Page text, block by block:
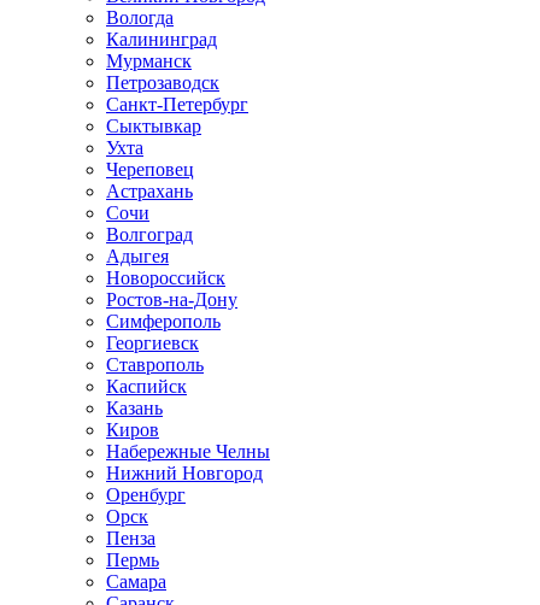
Вологда
Калининград
Мурманск
Петрозаводск
Санкт-Петербург
Сыктывкар
Ухта
Череповец
Астрахань
Сочи
Волгоград
Адыгея
Новороссийск
Ростов-на-Дону
Симферополь
Георгиевск
Ставрополь
Каспийск
Казань
Киров
Набережные Челны
Нижний Новгород
Оренбург
Орск
Пенза
Пермь
Самара